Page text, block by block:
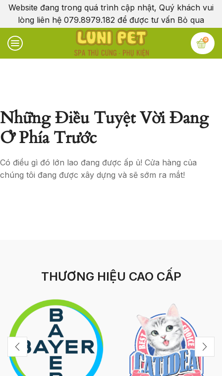
Website đang trong quá trình cập nhật, Quý khách vui
lòng liên hệ 079.8979.182 để được tư vấn Bỏ qua
0
Những Điều Tuyệt Vời Đang
Ở Phía Trước
Có điều gì đó lớn lao đang được ấp ủ! Cửa hàng của
chúng tôi đang được xây dựng và sẽ sớm ra mắt!
THƯƠNG HIỆU CAO CẤP